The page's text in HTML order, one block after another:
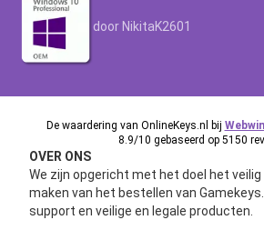
Waardering4.63
door NikitaK2601
De waardering van OnlineKeys.nl bij
8.9/10 gebaseerd op 5150
OVER ONS
We zijn opgericht met het doel het
maken van het bestellen van
support en veilige en legale producten.